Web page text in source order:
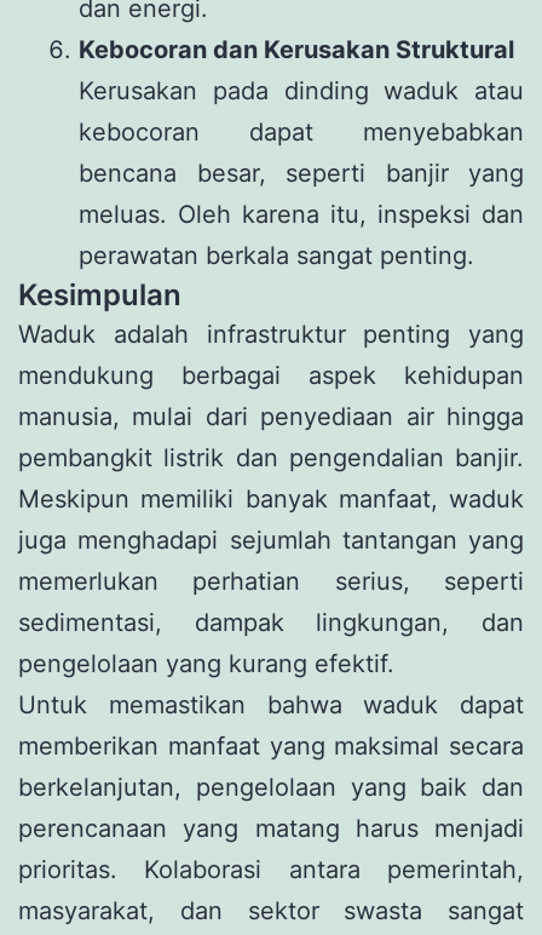
dan energi.
Kebocoran dan Kerusakan Struktural
Kerusakan pada dinding waduk atau
kebocoran dapat menyebabkan
bencana besar, seperti banjir yang
meluas. Oleh karena itu, inspeksi dan
perawatan berkala sangat penting.
Kesimpulan
Waduk adalah infrastruktur penting yang
mendukung berbagai aspek kehidupan
manusia, mulai dari penyediaan air hingga
pembangkit listrik dan pengendalian banjir.
Meskipun memiliki banyak manfaat, waduk
juga menghadapi sejumlah tantangan yang
memerlukan perhatian serius, seperti
sedimentasi, dampak lingkungan, dan
pengelolaan yang kurang efektif.
Untuk memastikan bahwa waduk dapat
memberikan manfaat yang maksimal secara
berkelanjutan, pengelolaan yang baik dan
perencanaan yang matang harus menjadi
prioritas. Kolaborasi antara pemerintah,
masyarakat, dan sektor swasta sangat